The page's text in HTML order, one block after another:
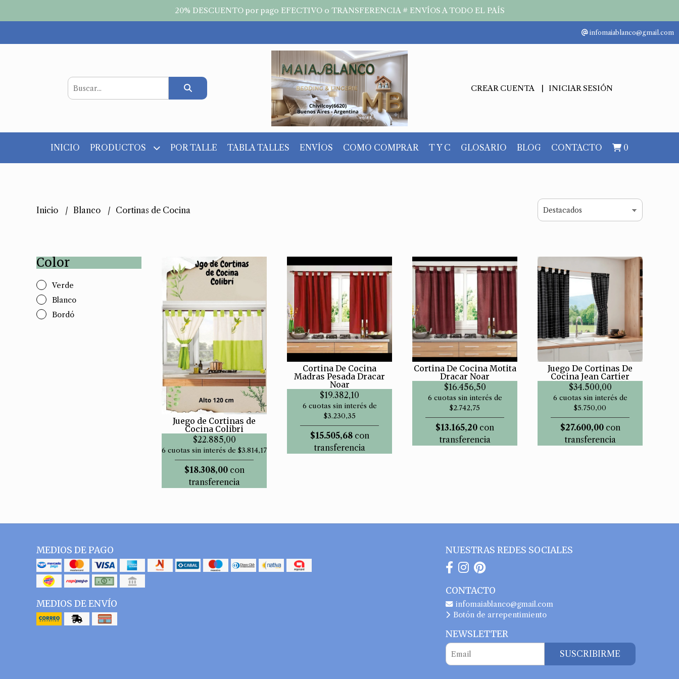
20% DESCUENTO por pago EFECTIVO o TRANSFERENCIA # ENVÍOS A TODO EL PAÍS
infomaiablanco@gmail.com
CREAR CUENTA INICIAR SESIÓN
INICIO PRODUCTOS POR TALLE TABLA TALLES ENVÍOS COMO COMPRAR T Y C GLOSARIO BLOG CONTACTO 0
Inicio Blanco Cortinas de Cocina
Color
Verde
Blanco
Bordó
Juego de Cortinas de
Cocina Colibri
$22.885,00
6 cuotas sin interés de $3.814,17
$18.308,00con
transferencia
Cortina De Cocina
Madras Pesada Dracar
Noar
$19.382,10
6 cuotas sin interés de
$3.230,35
$15.505,68con
transferencia
Cortina De Cocina Motita
Dracar Noar
$16.456,50
6 cuotas sin interés de
$2.742,75
$13.165,20 con
transferencia
Juego De Cortinas De
Cocina Jean Cartier
$34.500,00
6 cuotas sin interés de
$5.750,00
$27.600,00con
transferencia
MEDIOS DE PAGO
MEDIOS DE ENVÍO
NUESTRAS REDES SOCIALES
CONTACTO
infomaiablanco@gmail.com
Botón de arrepentimiento
NEWSLETTER
SUSCRIBIRME